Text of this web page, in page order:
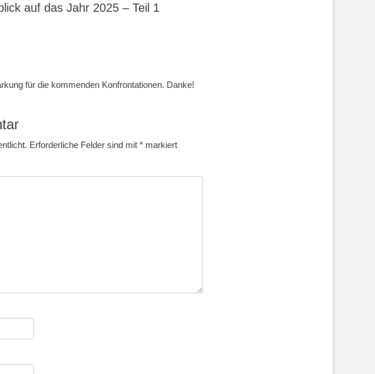
auf das Jahr 2025 – Teil 1
für die kommenden Konfrontationen. Danke!
Erforderliche Felder sind mit * markiert